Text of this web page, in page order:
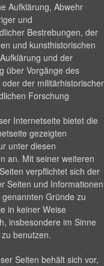
Aufklärung, Abwehr
und
Bestrebungen, der
und kunsthistorischen
und der
über Vorgänge des
der
Forschung
Internetseite bietet die
gezeigten
unter diesen
an. Mit seiner weiteren
verpflichtet sich der
Seiten und Informationen
Gründe zu
in keiner Weise
insbesondere im Sinne
benutzen.
Seiten behält sich vor,